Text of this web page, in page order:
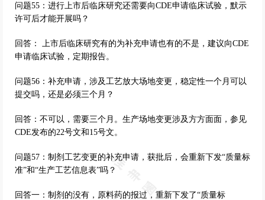
问题55：进行上市后临床研究还需要向CDE申请临床试验，默示
许可后才能开展吗？
回答： 上市后临床研究有的为补充申请也有的不是，建议向CDE
申请临床试验，定期报告。
问题56：补充申请，涉及工艺放大场地变更，稳定性一个月可以
提交吗，还是必须三个月？
回答：不可以，需要三个月。生产场地变更涉及方方面面，参见
CDE发布的22号文和15号文。
问题57：制剂工艺变更的补充申请，获批后，会重新下发“质量标
准”和“生产工艺信息表”吗？
回答一：制剂的没有，原料药的报过，重新下发了“质量标